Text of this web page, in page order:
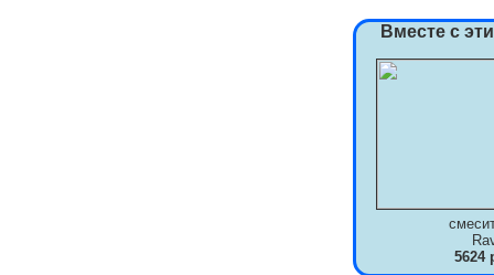
Вместе с
5624